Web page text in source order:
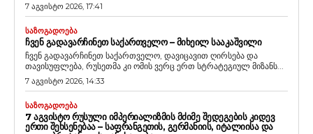
7 აგვისტო 2026, 17:41
ᲡᲐᲖᲝᲒᲐᲓᲝᲔᲑᲐ
ᲩᲕᲔᲜ ᲒᲐᲓᲐᲕᲐᲠᲩᲘᲜᲔᲗ ᲡᲐᲥᲐᲠᲗᲕᲔᲚᲝ – ᲛᲘᲮᲔᲘᲚ ᲡᲐᲐᲙᲐᲨᲕᲘᲚᲘ
ჩვენ გადავარჩინეთ საქართველო, დავიცავით ღირსება და
თავისუფლება, რუსეთმა კი ომის ვერც ერთ სტრატეგიულ მიზანს...
7 აგვისტო 2026, 14:33
ᲡᲐᲖᲝᲒᲐᲓᲝᲔᲑᲐ
7 ᲐᲒᲕᲘᲡᲢᲝ ᲠᲣᲡᲣᲚᲘ ᲘᲛᲞᲔᲠᲘᲐᲚᲘᲖᲛᲘᲡ ᲛᲫᲘᲛᲔ ᲨᲔᲓᲔᲒᲔᲑᲘᲡ ᲙᲘᲓᲔᲕ
ᲔᲠᲗᲘ ᲨᲔᲮᲡᲔᲜᲔᲑᲐᲐ – ᲡᲐᲤᲠᲐᲜᲒᲔᲗᲘᲡ, ᲒᲔᲠᲛᲐᲜᲘᲘᲡ, ᲘᲢᲐᲚᲘᲘᲡᲐ ᲓᲐ